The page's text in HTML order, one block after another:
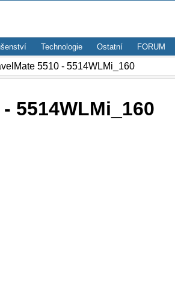
Technologie Ostatní FORUM
5510 - 5514WLMi_160
5514WLMi_160